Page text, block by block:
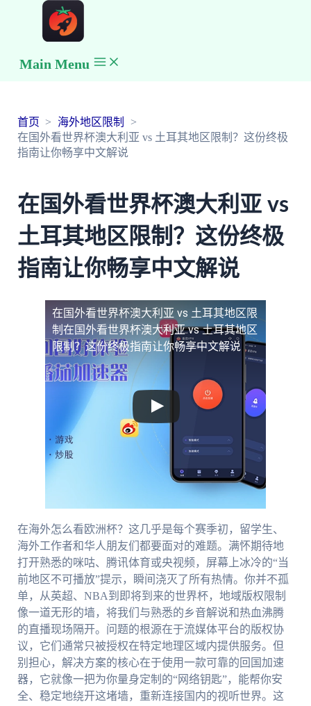
Main Menu
首页
海外地区限制
在国外看世界杯澳大利亚 vs 土耳其地区限制？这份终极
指南让你畅享中文解说
在国外看世界杯澳大利亚 vs
土耳其地区限制？这份终极
指南让你畅享中文解说
在国外看世界杯澳大利亚 vs 土耳其地区限
制 在国外看世界杯澳大利亚 vs 土耳其地区
限制？这份终极指南让你畅享中文解说
在海外怎么看欧洲杯？这几乎是每个赛季初，留学生、
海外工作者和华人朋友们都要面对的难题。满怀期待地
打开熟悉的咪咕、腾讯体育或央视频，屏幕上冰冷的“当
前地区不可播放”提示，瞬间浇灭了所有热情。你并不孤
单，从英超、NBA到即将到来的世界杯，地域版权限制
像一道无形的墙，将我们与熟悉的乡音解说和热血沸腾
的直播现场隔开。问题的根源在于流媒体平台的版权协
议，它们通常只被授权在特定地理区域内提供服务。但
别担心，解决方案的核心在于使用一款可靠的回国加速
器，它就像一把为你量身定制的“网络钥匙”，能帮你安
全、稳定地绕开这堵墙，重新连接国内的视听世界。这